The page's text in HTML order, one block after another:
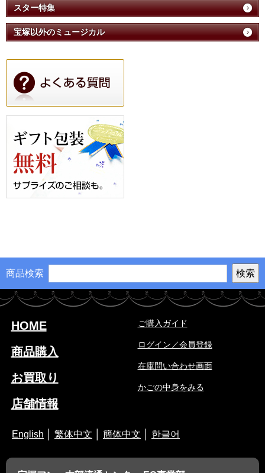
スター特集
宝塚以外のミュージカル
商品検索
HOME
商品購入
お買取り
店舗情報
ご購入ガイド
ログイン／会員登録
在庫問い合わせ画面
かごの中身をみる
English 繁体中文 簡体中文 한글어